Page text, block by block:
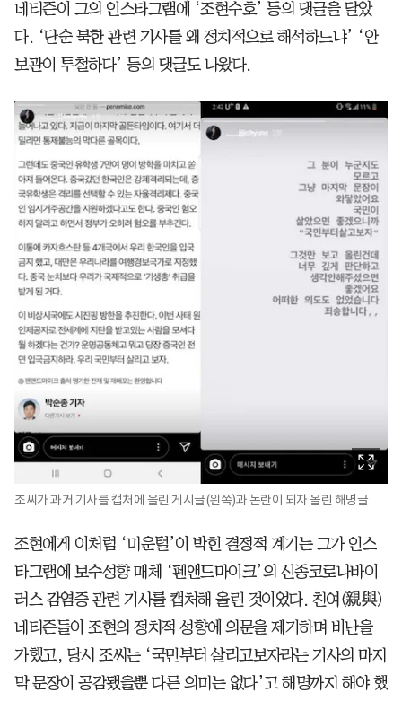
네티즌이 그의 인스타그램에 ‘조현수호’ 등의 댓글을 달았
다. ‘단순 북한 관련 기사를 왜 정치적으로 해석하느냐’ ‘안
보관이 투철하다’ 등의 댓글도 나왔다.
조씨가 과거 기사를 캡처에 올린 게시글(왼쪽)과 논란이 되자 올린 해명글
조현에게 이처럼 ‘미운털’이 박힌 결정적 계기는 그가 인스
타그램에 보수성향 매체 ‘펜앤드마이크’의 신종코로나바이
러스 감염증 관련 기사를 캡처해 올린 것이었다. 친여(親與)
네티즌들이 조현의 정치적 성향에 의문을 제기하며 비난을
가했고, 당시 조씨는 ‘국민부터 살리고보자라는 기사의 마지
막 문장이 공감됐을뿐 다른 의미는 없다’고 해명까지 해야 했